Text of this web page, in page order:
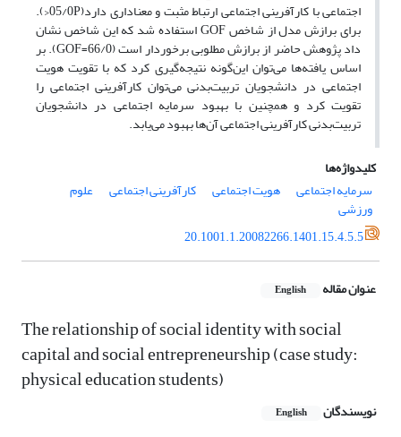
اجتماعی با کارآفرینی اجتماعی ارتباط مثبت و معناداری دارد(05/0P<).
برای برازش مدل از شاخص GOF استفاده شد که این شاخص نشان
داد پژوهش حاضر از برازش مطلوبی برخوردار است (66/0=GOF). بر
اساس یافته‌ها می‌توان این‌گونه نتیجه‌گیری کرد که با تقویت هویت
اجتماعی در دانشجویان تربیت‌بدنی می‌توان کارآفرینی اجتماعی را
تقویت کرد و همچنین با بهبود سرمایه اجتماعی در دانشجویان
تربیت‌بدنی کارآفرینی اجتماعی آن‌ها بهبود می‌یابد.
کلیدواژه‌ها
سرمایه اجتماعی
هویت اجتماعی کارآفرینی اجتماعی علوم
ورزشی
20.1001.1.20082266.1401.15.4.5.5
عنوان مقاله English
The relationship of social identity with social
capital and social entrepreneurship (case study:
physical education students)
نویسندگان English